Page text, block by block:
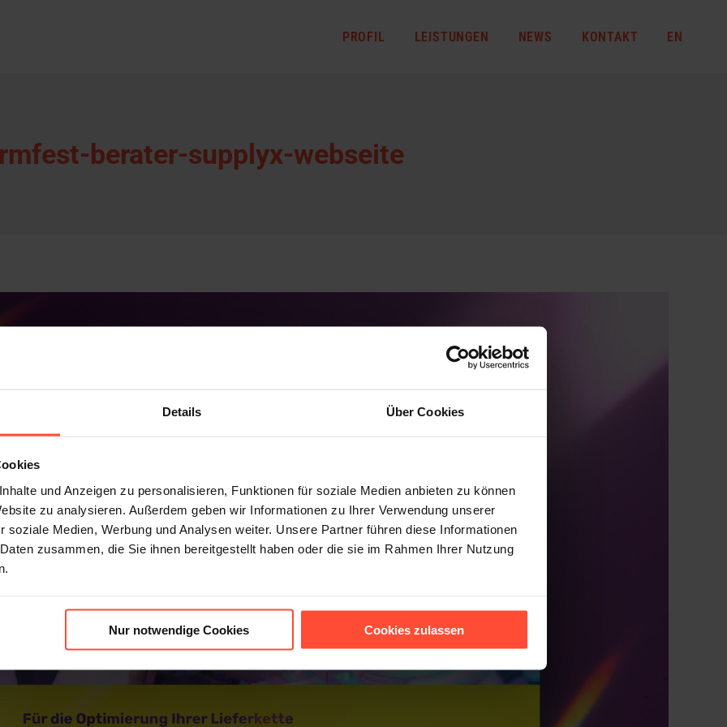
Details Über Cookies
und Anzeigen zu personalisieren, Funktionen für soziale Medien anbieten zu können
zu analysieren. Außerdem geben wir Informationen zu Ihrer Verwendung unserer
soziale Medien, Werbung und Analysen weiter. Unsere Partner führen diese Informationen
zusammen, die Sie ihnen bereitgestellt haben oder die sie im Rahmen Ihrer Nutzung
Nur notwendige Cookies Cookies zulassen
PROFIL LEISTUNGEN NEWS KONTAKT EN
berater-supplyx-webseite